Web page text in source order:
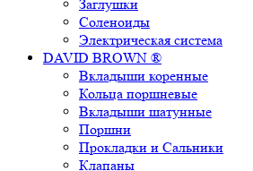
Заглушки
Соленоиды
Электрическая система
DAVID BROWN ®
Вкладыши коренные
Кольца поршневые
Вкладыши шатунные
Поршни
Прокладки и Сальники
Клапаны